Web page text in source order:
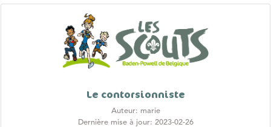
Le contorsionniste
Auteur: marie
Dernière mise à jour: 2023-02-26